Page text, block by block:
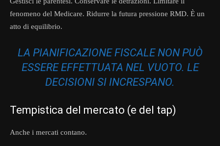
fenomeno del Medicare. Ridurre la futura pressione RMD. È un
atto di equilibrio.
LA PIANIFICAZIONE FISCALE NON PUÒ
ESSERE EFFETTUATA NEL VUOTO. LE
DECISIONI SI INCRESPANO.
Tempistica del mercato (e del tap)
Anche i mercati contano.